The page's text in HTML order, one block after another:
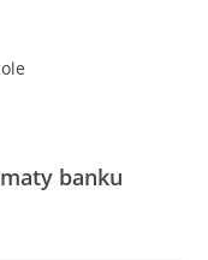
banku